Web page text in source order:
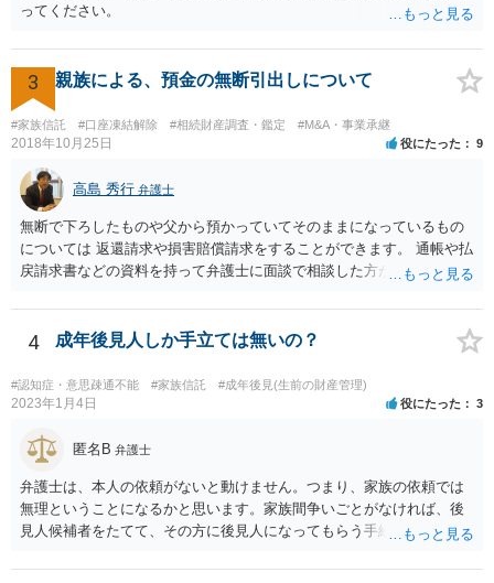
ってください。
3 親族による、預金の無断引出しについて
#家族信託 #口座凍結解除 #相続財産調査・鑑定 #M&A・事業承継
2018年10月25日 役にたった 9
高島 秀行 弁護士
無断で下ろしたものや父から預かっていてそのままになっているもの
については 返還請求や損害賠償請求をすることができます。 通帳や払
戻請求書などの資料を持って弁護士に面談で相談した方がよいと思い
4 成年後見人しか手立ては無いの？
#認知症・意思疎通不能 #家族信託 #成年後見(生前の財産管理)
2023年1月4日 役にたった 3
匿名B 弁護士
弁護士は、本人の依頼がないと動けません。つまり、家族の依頼では
無理ということになるかと思います。家族間争いごとがなければ、後
見人候補者をたてて、その方に後見人になってもらう手続をすすめた